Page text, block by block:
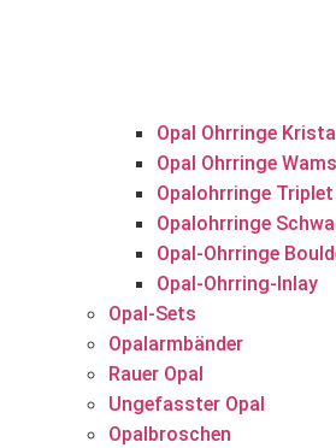
Opal Ohrringe Kristall
Opal Ohrringe Wams
Opalohrringe Triplet
Opalohrringe
Opal-Ohrringe
Opal-Ohrring-Inlay
Opal-Sets
Opalarmbänder
Rauer Opal
Ungefasster Opal
Opalbroschen